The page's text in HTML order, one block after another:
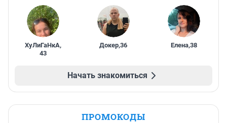
ХуЛиГаНкА,
43
Докер,36 Елена,38
Начать знакомиться
ПРОМОКОДЫ